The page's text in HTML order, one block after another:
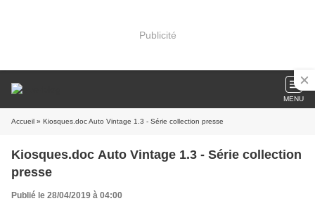
Publicité
MENU
Accueil » Kiosques.doc Auto Vintage 1.3 - Série collection presse
Kiosques.doc Auto Vintage 1.3 - Série collection
presse
Publié le 28/04/2019 à 04:00